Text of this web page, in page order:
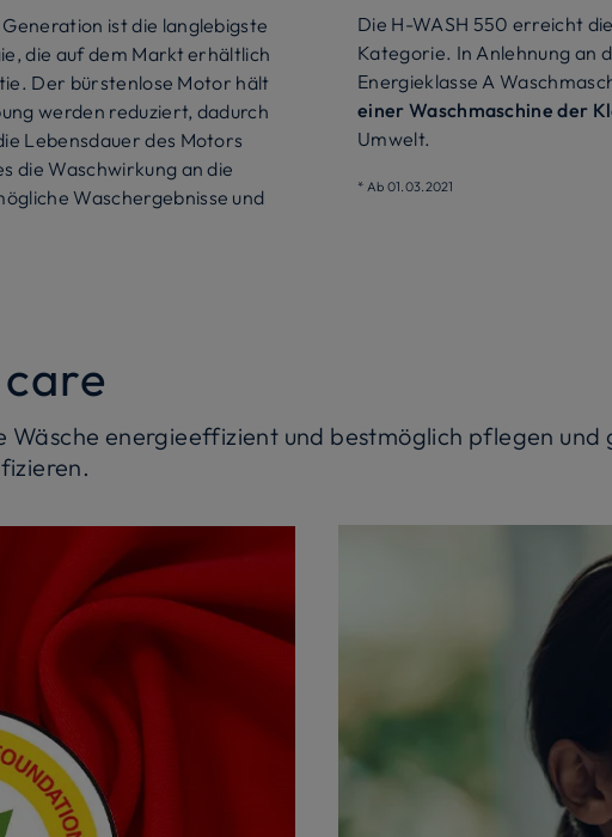
ist die langlebigste
die auf dem Markt erhältlich
Der bürstenlose Motor hält
werden reduziert, dadurch
Lebensdauer des Motors
die Waschwirkung an die
Waschergebnisse und
Die H-WASH 550 erreicht die
Kategorie. In Anlehnung an
Energieklasse A
einer Waschmaschine der
Umwelt.
* Ab 01.03.2021
Wäsche energieeffizient und bestmöglich pflegen